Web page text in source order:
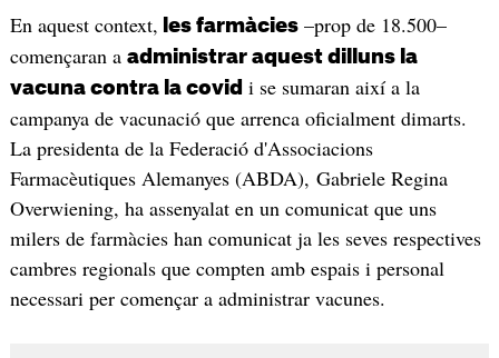
En aquest context, les farmàcies–prop de 18.500–
començaran a administrar aquest dilluns la
vacuna contra la covid i se sumaran així a la
campanya de vacunació que arrenca oficialment dimarts.
La presidenta de la Federació d'Associacions
Farmacèutiques Alemanyes (ABDA), Gabriele Regina
Overwiening, ha assenyalat en un comunicat que uns
milers de farmàcies han comunicat ja les seves respectives
cambres regionals que compten amb espais i personal
necessari per començar a administrar vacunes.